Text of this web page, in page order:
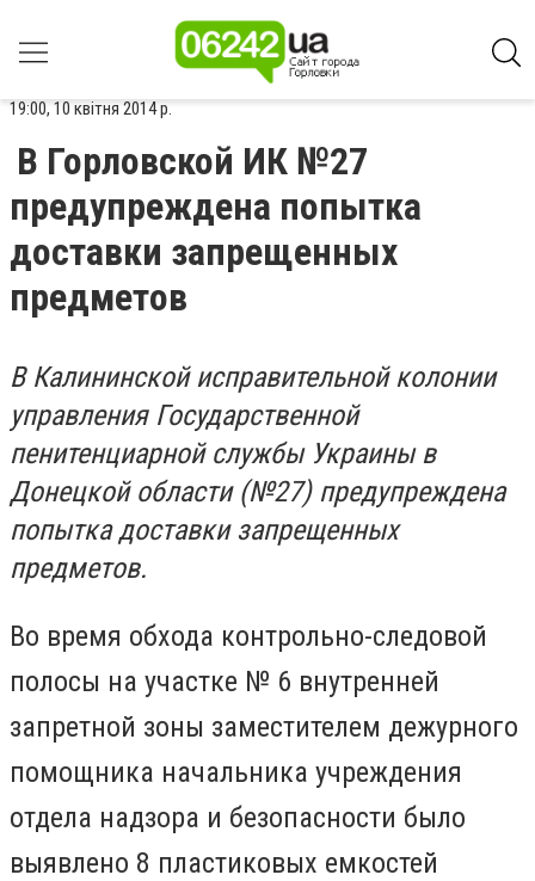
19:00, 10 квітня 2014 р.
В Горловской ИК №27
предупреждена попытка
доставки запрещенных
предметов
В Калининской исправительной колонии
управления Государственной
пенитенциарной службы Украины в
Донецкой области (№27) предупреждена
попытка доставки запрещенных
предметов.
Во время обхода контрольно-следовой
полосы на участке № 6 внутренней
запретной зоны заместителем дежурного
помощника начальника учреждения
отдела надзора и безопасности было
выявлено 8 пластиковых емкостей